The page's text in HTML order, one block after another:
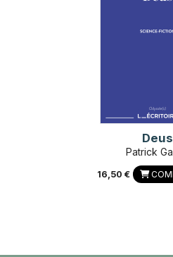
Deus
Patrick
16,50 €